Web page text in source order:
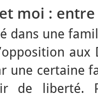
moi :
dans une
une certaine
de liberté.